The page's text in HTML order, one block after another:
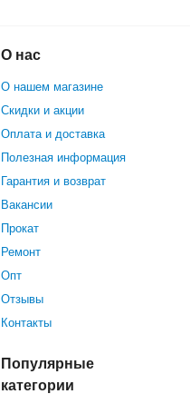
О нас
О нашем магазине
Скидки и акции
Оплата и доставка
Полезная информация
Гарантия и возврат
Вакансии
Прокат
Ремонт
Опт
Отзывы
Контакты
Популярные
категории